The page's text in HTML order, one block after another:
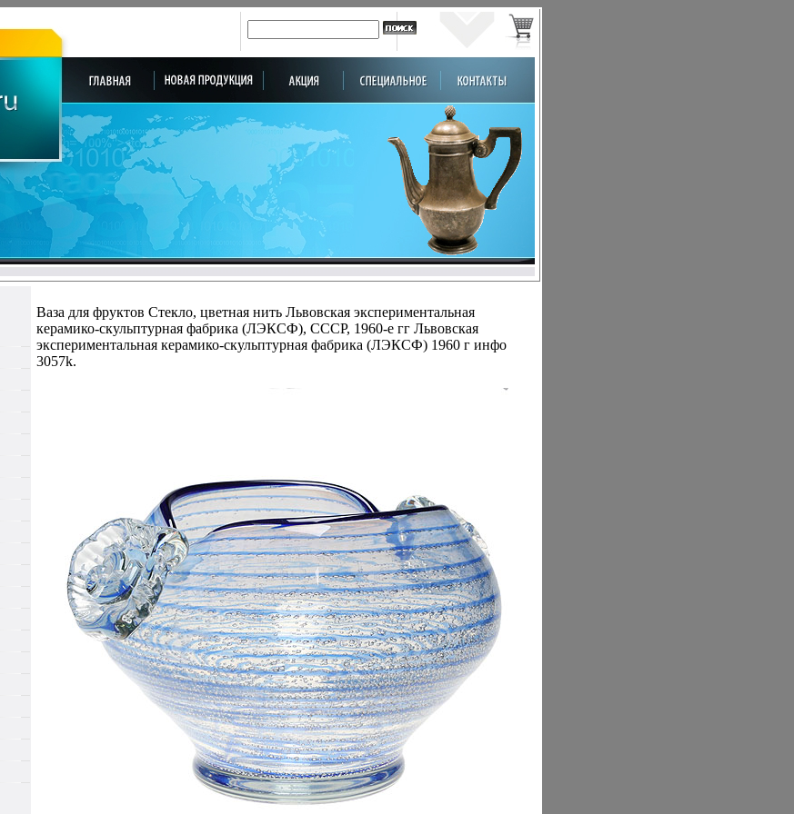
Ваза для фруктов Стекло, цветная нить Львовская экспериментальная
керамико-скульптурная фабрика (ЛЭКСФ), СССР, 1960-е гг Львовская
экспериментальная керамико-скульптурная фабрика (ЛЭКСФ) 1960 г инфо
3057k.